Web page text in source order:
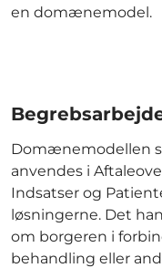
en domænemodel.
Domænemodellen
anvendes i
Indsatser og
løsningerne. Det
om borgeren i
behandling eller